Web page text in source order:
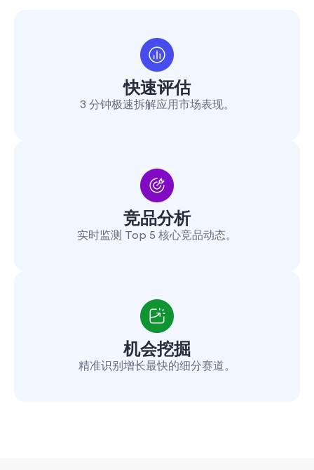
快速评估
3 分钟极速拆解应用市场表现。
竞品分析
实时监测 Top 5 核心竞品动态。
机会挖掘
精准识别增长最快的细分赛道。